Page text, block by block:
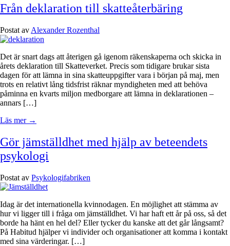
Från deklaration till skatteåterbäring
Postat av Alexander Rozenthal
Det är snart dags att återigen gå igenom räkenskaperna och skicka in
årets deklaration till Skatteverket. Precis som tidigare brukar sista
dagen för att lämna in sina skatteuppgifter vara i början på maj, men
trots en relativt lång tidsfrist räknar myndigheten med att behöva
påminna en kvarts miljon medborgare att lämna in deklarationen –
annars […]
Läs mer →
Gör jämställdhet med hjälp av beteendets
psykologi
Postat av Psykologifabriken
Idag är det internationella kvinnodagen. En möjlighet att stämma av
hur vi ligger till i fråga om jämställdhet. Vi har haft ett år på oss, så det
borde ha hänt en hel del? Eller tycker du kanske att det går långsamt?
På Habitud hjälper vi individer och organisationer att komma i kontakt
med sina värderingar. […]